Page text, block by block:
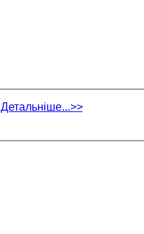
Детальніше...>>